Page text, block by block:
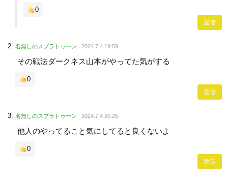
0
返信
名無しのスプラトゥーン 2024.7.4 19:59
その戦法ダークネス山本がやってた気がする
0
返信
名無しのスプラトゥーン 2024.7.4 20:25
他人のやってること気にしてると良くないよ
0
返信